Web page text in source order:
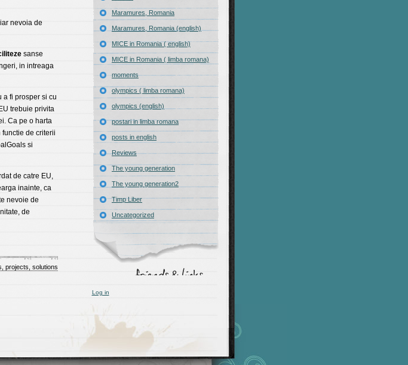
nevoia de
sanse
in intreaga
a fi prosper si cu
trebuie privita
Ca pe o harta
de criterii
si
de catre EU,
inainte, ca
nevoie de
de
projects, solutions
Maramures, Romania
Maramures, Romania (english)
MICE in Romania ( english)
MICE in Romania ( limba romana)
moments
olympics ( limba romana)
olympics (english)
postari in limba romana
posts in english
Reviews
The young generation
The young generation2
Timp Liber
Uncategorized
Log in